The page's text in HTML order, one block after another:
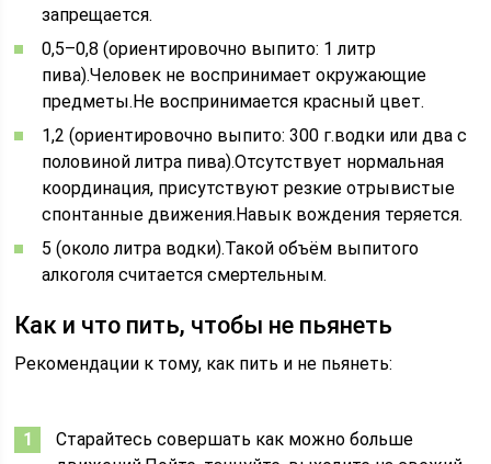
запрещается.
0,5–0,8 (ориентировочно выпито: 1 литр
пива).Человек не воспринимает окружающие
предметы.Не воспринимается красный цвет.
1,2 (ориентировочно выпито: 300 г.водки или два с
половиной литра пива).Отсутствует нормальная
координация, присутствуют резкие отрывистые
спонтанные движения.Навык вождения теряется.
5 (около литра водки).Такой объём выпитого
алкоголя считается смертельным.
Как и что пить, чтобы не пьянеть
Рекомендации к тому, как пить и не пьянеть:
Старайтесь совершать как можно больше